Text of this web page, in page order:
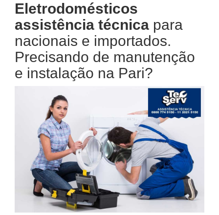
Eletrodomésticos
assistência técnica para
nacionais e importados.
Precisando de manutenção
e instalação na Pari?